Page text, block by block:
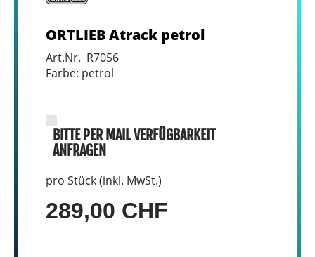
ORTLIEB Atrack petrol
Art.Nr. R7056
Farbe: petrol
BITTE PER MAIL VERFÜGBARKEIT
ANFRAGEN
pro Stück (inkl. MwSt.)
289,00 CHF